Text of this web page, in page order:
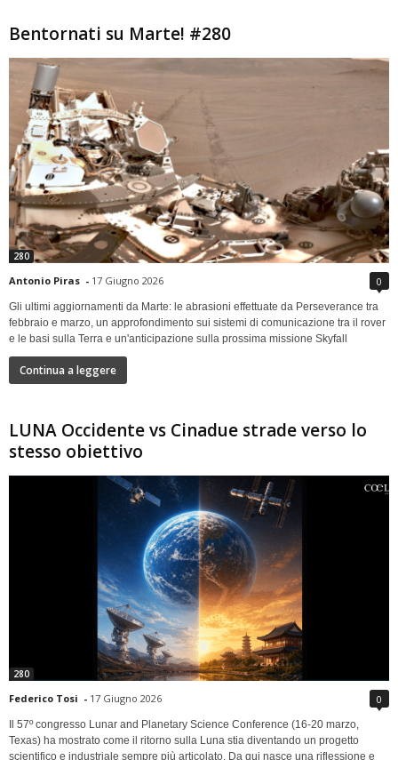
Bentornati su Marte! #280
280
Antonio Piras - 17 Giugno 2026 0
Gli ultimi aggiornamenti da Marte: le abrasioni effettuate da Perseverance tra
febbraio e marzo, un approfondimento sui sistemi di comunicazione tra il rover
e le basi sulla Terra e un'anticipazione sulla prossima missione Skyfall
Continua a leggere
LUNA Occidente vs Cinadue strade verso lo
stesso obiettivo
280
Federico Tosi - 17 Giugno 2026 0
Il 57º congresso Lunar and Planetary Science Conference (16-20 marzo,
Texas) ha mostrato come il ritorno sulla Luna stia diventando un progetto
scientifico e industriale sempre più articolato. Da qui nasce una riflessione e